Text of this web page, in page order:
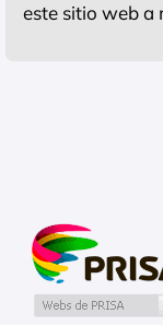
este sitio web a